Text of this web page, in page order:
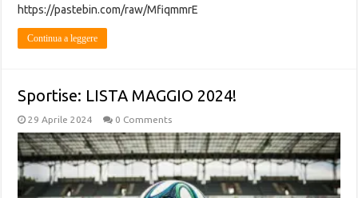
https://pastebin.com/raw/MfiqmmrE
Continua a leggere
Sportise: LISTA MAGGIO 2024!
29 Aprile 2024 0 Comments